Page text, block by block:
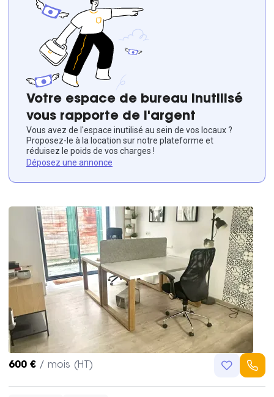
Votre espace de bureau inutilisé
vous rapporte de l'argent
Vous avez de l'espace inutilisé au sein de vos locaux ?
Proposez-le à la location sur notre plateforme et
réduisez le poids de vos charges !
Déposez une annonce
600 € / mois (HT)